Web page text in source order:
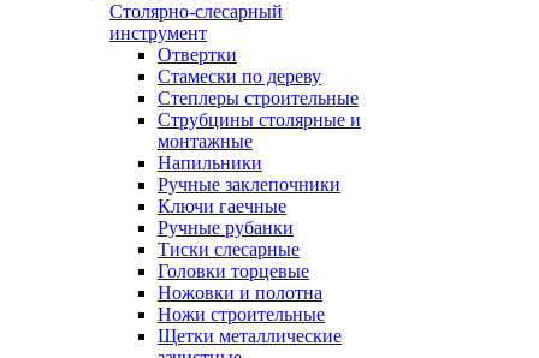
Столярно-слесарный
инструмент
Отвертки
Стамески по дереву
Степлеры строительные
Струбцины столярные и
монтажные
Напильники
Ручные заклепочники
Ключи гаечные
Ручные рубанки
Тиски слесарные
Головки торцевые
Ножовки и полотна
Ножи строительные
Щетки металлические